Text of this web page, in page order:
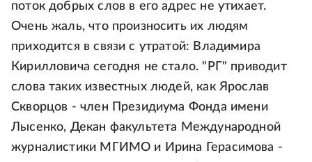
поток добрых слов в его адрес не утихает.
Очень жаль, что произносить их людям
приходится в связи с утратой: Владимира
Кирилловича сегодня не стало. "РГ" приводит
слова таких известных людей, как Ярослав
Скворцов - член Президиума Фонда имени
Лысенко, Декан факультета Международной
журналистики МГИМО и Ирина Герасимова -